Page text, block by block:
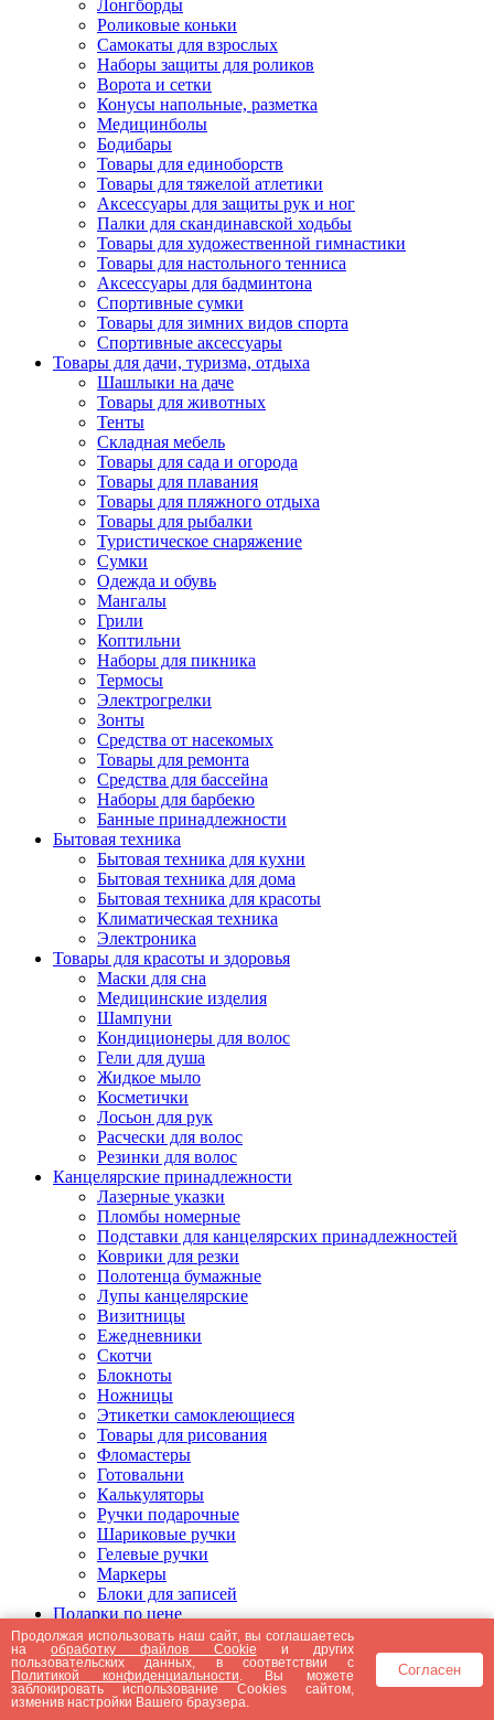
Лонгборды
Роликовые коньки
Самокаты для взрослых
Наборы защиты для роликов
Ворота и сетки
Конусы напольные, разметка
Медицинболы
Бодибары
Товары для единоборств
Товары для тяжелой атлетики
Аксессуары для защиты рук и ног
Палки для скандинавской ходьбы
Товары для художественной гимнастики
Товары для настольного тенниса
Аксессуары для бадминтона
Спортивные сумки
Товары для зимних видов спорта
Спортивные аксессуары
Товары для дачи, туризма, отдыха
Шашлыки на даче
Товары для животных
Тенты
Складная мебель
Товары для сада и огорода
Товары для плавания
Товары для пляжного отдыха
Товары для рыбалки
Туристическое снаряжение
Сумки
Одежда и обувь
Мангалы
Грили
Коптильни
Наборы для пикника
Термосы
Электрогрелки
Зонты
Средства от насекомых
Товары для ремонта
Средства для бассейна
Наборы для барбекю
Банные принадлежности
Бытовая техника
Бытовая техника для кухни
Бытовая техника для дома
Бытовая техника для красоты
Климатическая техника
Электроника
Товары для красоты и здоровья
Маски для сна
Медицинские изделия
Шампуни
Кондиционеры для волос
Гели для душа
Жидкое мыло
Косметички
Лосьон для рук
Расчески для волос
Резинки для волос
Канцелярские принадлежности
Лазерные указки
Пломбы номерные
Подставки для канцелярских принадлежностей
Коврики для резки
Полотенца бумажные
Лупы канцелярские
Визитницы
Ежедневники
Скотчи
Блокноты
Ножницы
Этикетки самоклеющиеся
Товары для рисования
Фломастеры
Готовальни
Калькуляторы
Ручки подарочные
Шариковые ручки
Гелевые ручки
Маркеры
Блоки для записей
Подарки по цене
Подарки от 5000 рублей
Подарки до 5000 рублей
Подарки до 3000 рублей
Подарки до 2000 рублей
Подарки до 1000 рублей
Продолжая использовать наш сайт, вы соглашаетесь
наобработку файлов Cookie и других
пользовательских данных, в соответствии с
Политикой конфиденциальности . Вы можете
заблокировать использование Cookies сайтом,
изменив настройки Вашего браузера.
Согласен